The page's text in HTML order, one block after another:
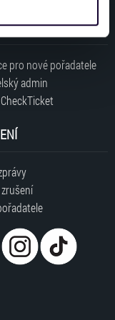
nebo které
služby. Jaké
varianty. Svoji
stránky v záložce
pro nové pořadatele
admin